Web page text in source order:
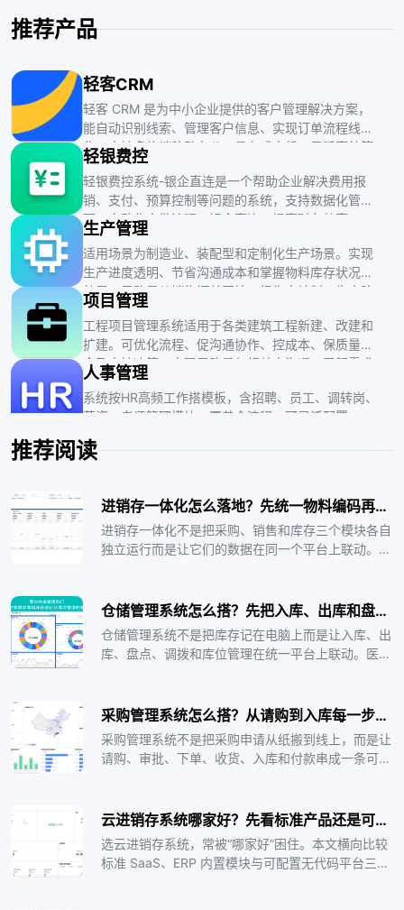
推荐产品
轻客CRM
轻客 CRM 是为中小企业提供的客户管理解决方案，
能自动识别线索、管理客户信息、实现订单流程线上
化，支持多终端移动办公，具有成本低、灵活高效等
特点。
轻银费控
轻银费控系统-银企直连是一个帮助企业解决费用报
销、支付、预算控制等问题的系统，支持数据化管
理、自动化审批流程、银企直连，提高财务效率。
生产管理
适用场景为制造业、装配型和定制化生产场景。实现
生产进度透明、节省沟通成本和掌握物料库存状况的
效果。思路是从销售订单开始，经生产计划、生产阶
段、质量检验到库存管理，完成整个生产流程。
项目管理
工程项目管理系统适用于各类建筑工程新建、改建和
扩建。可优化流程、促沟通协作、控成本、保质量安
全及支持决策。实现思路是与相关方沟通，了解需求
痛点，收集整理数据，评估现有模式。
人事管理
系统按HR高频工作搭模板，含招聘、员工、调转岗、
薪资、考评管理模块，覆盖全流程，可灵活配置，提
效决策。
设备巡检
效果是在手动巡检基础上实现自动工单触发，有实时
分析看板。思路是维护台账、方案，生成工单并处
理、统计相关情况。
更多数字化产品
推荐阅读
进销存一体化怎么落地？先统一物料编码再管准库存最后接购销
进销存一体化不是把采购、销售和库存三个模块各自
独立运行而是让它们的数据在同一个平台上联动。当
台支持按企业实际业务流程配置进销存闭环。
仓储管理系统怎么搭？先把入库、出库和盘点三个场景跑通
仓储管理系统不是把库存记在电脑上而是让入库、出
库、盘点、调拨和库位管理在统一平台上联动。医药
按仓库实际布局配置库位和作业流程扫码即录数据实
采购管理系统怎么搭？从请购到入库每一步都设时限和责任人
采购管理系统不是把采购申请从纸搬到线上，而是让
请购、审批、下单、收货、入库和付款串成一条可追
响应滞后。轻流AI无代码平台支持按企业实际采购流
工追进度转向系统驱动采购全链路管理。
云进销存系统哪家好？先看标准产品还是可配置平台
选云进销存系统，常被“哪家好”困住。本文横向比较
标准 SaaS、ERP 内置模块与可配置无代码平台三类